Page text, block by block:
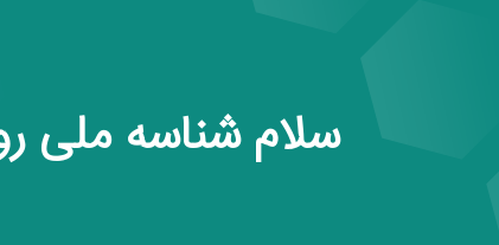
سلام شناسه ملی